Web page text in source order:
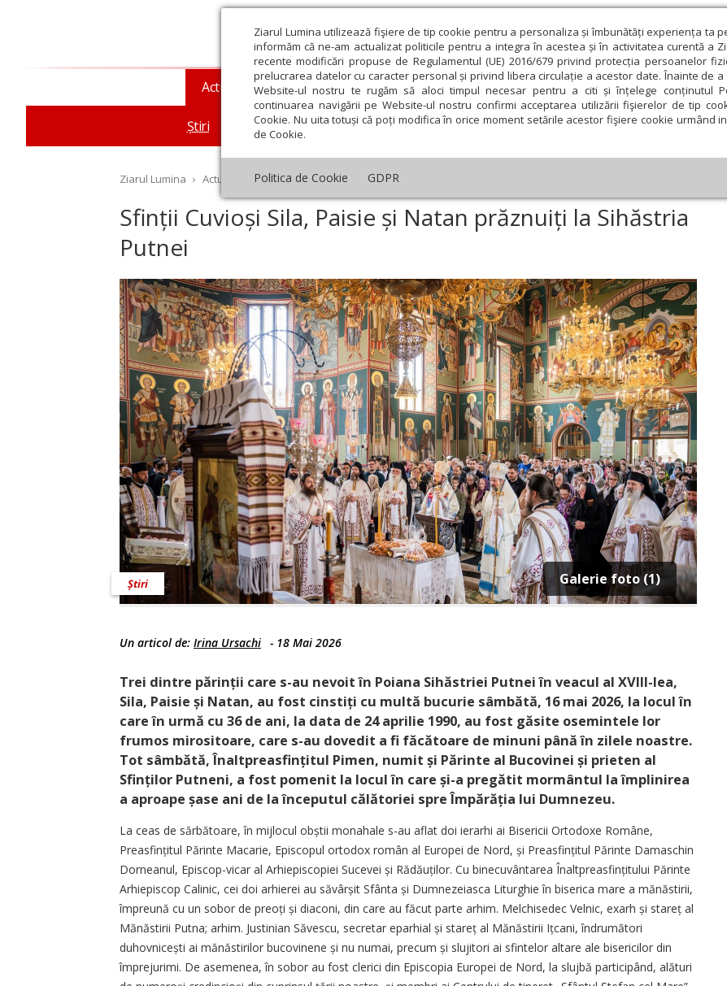
Ziarul Lumina utilizează fişiere de tip cookie pentru a personaliza și îmbunătăți experiența ta
informăm că ne-am actualizat politicile pentru a integra în acestea și în activitatea curentă a
recente modificări propuse de Regulamentul (UE) 2016/679 privind protecția persoanelor
prelucrarea datelor cu caracter personal și privind libera circulație a acestor date. Înainte de
Website-ul nostru te rugăm să aloci timpul necesar pentru a citi și înțelege conținutul
continuarea navigării pe Website-ul nostru confirmi acceptarea utilizării fişierelor de tip
Cookie. Nu uita totuși că poți modifica în orice moment setările acestor fişiere cookie urmând
de Cookie.
Politica de Cookie GDPR
Actualitate religioasă
Știri Mesaje și cuvântări An omagial Comunicate de presă Documentar
Teologie și spiritualitate Educaţie și Cultură Societate
Ziarul Lumina › Actualitate religioasă › Știri › Sfinții Cuvioși Sila, Paisie și Natan prăznuiți la Sihăstria Putnei
Sfinții Cuvioși Sila, Paisie și Natan prăznuiți la Sihăstria
Putnei
Galerie foto (1)
Știri
Un articol de: Irina Ursachi - 18 Mai 2026
Trei dintre părinții care s-au nevoit în Poiana Sihăstriei Putnei în veacul al XVIII-lea,
Sila, Paisie și Natan, au fost cinstiți cu multă bucurie sâmbătă, 16 mai 2026, la locul în
care în urmă cu 36 de ani, la data de 24 aprilie 1990, au fost găsite osemintele lor
frumos mirositoare, care s-au dovedit a fi făcătoare de minuni până în zilele noastre.
Tot sâmbătă, Înaltpreasfințitul Pimen, numit și Părinte al Bucovinei și prieten al
Sfinților Putneni, a fost pomenit la locul în care și-a pregătit mormântul la împlinirea
a aproape șase ani de la începutul călătoriei spre Împărăția lui Dumnezeu.
La ceas de sărbătoare, în mijlocul obștii monahale s-au aflat doi ierarhi ai Bisericii Ortodoxe Române,
Preasfințitul Părinte Macarie, Episcopul ortodox român al Europei de Nord, și Preasfințitul Părinte Damaschin
Dorneanul, Episcop-vicar al Arhiepiscopiei Sucevei și Rădăuților. Cu binecuvântarea Înalt­prea­sfințitului Părinte
Arhiepiscop Calinic, cei doi arhierei au săvârșit Sfânta și Dumnezeiasca Liturghie în biserica mare a mănăstirii,
împreună cu un sobor de preoți și diaconi, din care au făcut parte arhim. Melchisedec Velnic, exarh și stareț al
Mănăstirii Putna; arhim. Justinian Săvescu, secretar eparhial și stareț al Mănăstirii Ițcani, îndrumători
duhovnicești ai mănăstirilor bucovinene și nu numai, precum și slujitori ai sfintelor altare ale bisericilor din
împrejurimi. De asemenea, în sobor au fost clerici din Episcopia Europei de Nord, la slujbă participând, alături